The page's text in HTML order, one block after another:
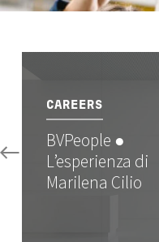
CAREERS
BVPeople ●
L’esperienza di
Marilena Cilio